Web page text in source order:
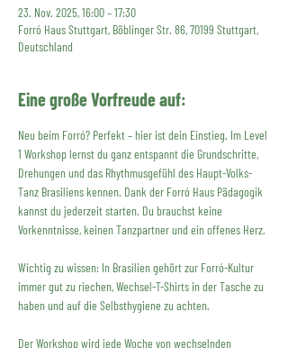
23. Nov. 2025, 16:00 – 17:30
Forró Haus Stuttgart, Böblinger Str. 86, 70199 Stuttgart,
Deutschland
Eine große Vorfreude auf:
Neu beim Forró? Perfekt – hier ist dein Einstieg. Im Level
1 Workshop lernst du ganz entspannt die Grundschritte,
Drehungen und das Rhythmusgefühl des Haupt-Volks-
Tanz Brasiliens kennen. Dank der Forró Haus Pädagogik
kannst du jederzeit starten. Du brauchst keine
Vorkenntnisse, keinen Tanzpartner und ein offenes Herz.
Wichtig zu wissen: In Brasilien gehört zur Forró-Kultur
immer gut zu riechen, Wechsel-T-Shirts in der Tasche zu
haben und auf die Selbsthygiene zu achten.
Der Workshop wird jede Woche von wechselnden